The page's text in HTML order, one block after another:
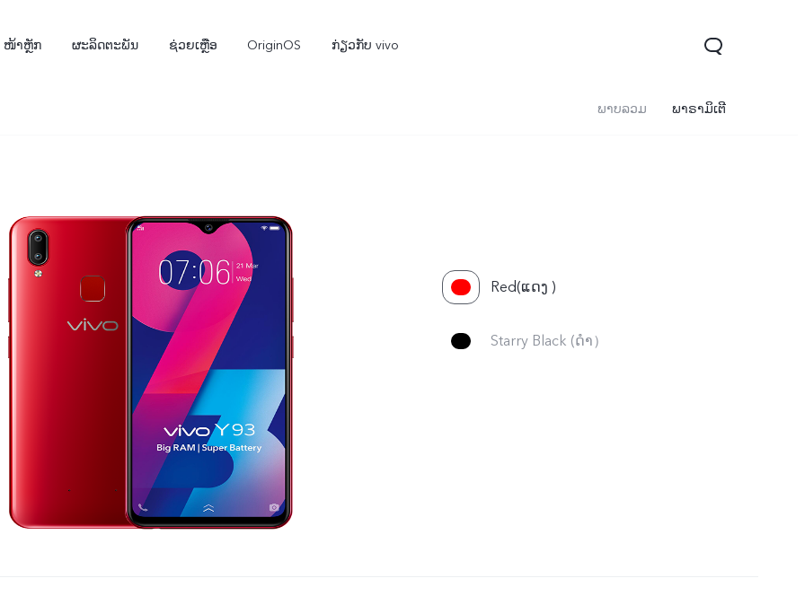
ໜ້າຫຼັກ ຜະລິດຕະພັນ ຊ່ວຍເຫຼືອ OriginOS ກ່ຽວກັບ vivo
ພາບລວມ ພາຣາມິເຕີ
Red(ແດງ )
Starry Black (ດຳ）